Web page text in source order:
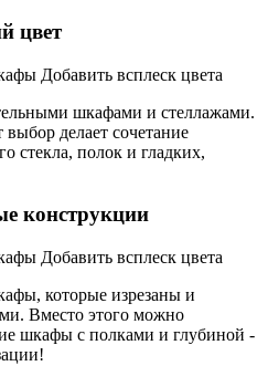
цвет
шкафами и стеллажами.
делает сочетание
стекла, полок и гладких,
конструкции
которые изрезаны и
Вместо этого можно
шкафы с полками и глубиной -